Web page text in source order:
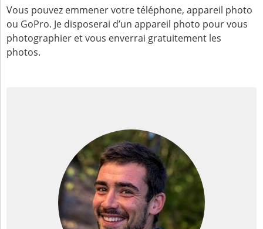
Vous pouvez emmener votre téléphone, appareil photo
ou GoPro. Je disposerai d’un appareil photo pour vous
photographier et vous enverrai gratuitement les
photos.